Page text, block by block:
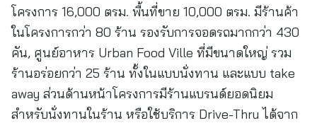
โครงการ 16,000 ตรม. พื้นที่ขาย 10,000 ตรม. มีร้านค้า
ในโครงการกว่า 80 ร้าน รองรับการจอดรถมากกว่า 430
คัน, ศูนย์อาหาร Urban Food Ville ที่มีขนาดใหญ่ รวม
ร้านอร่อยกว่า 25 ร้าน ทั้งในแบบนั่งทาน และแบบ take
away ส่วนด้านหน้าโครงการมีร้านแบรนด์ยอดนิยม
สำหรับนั่งทานในร้าน หรือใช้บริการ Drive-Thru ได้จาก